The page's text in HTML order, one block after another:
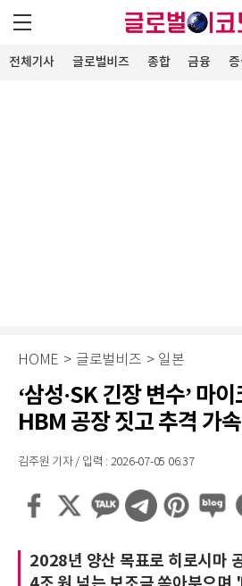
전체기사 글로벌비즈 종합 금융
HOME > 글로벌비즈 > 일본
‘삼성·SK 긴장 변수’ 마
HBM 공장 짓고 추격 가속
김주원 기자 / 입력 : 2026-07-05 06:37
2028년 양산 목표로 히로시마